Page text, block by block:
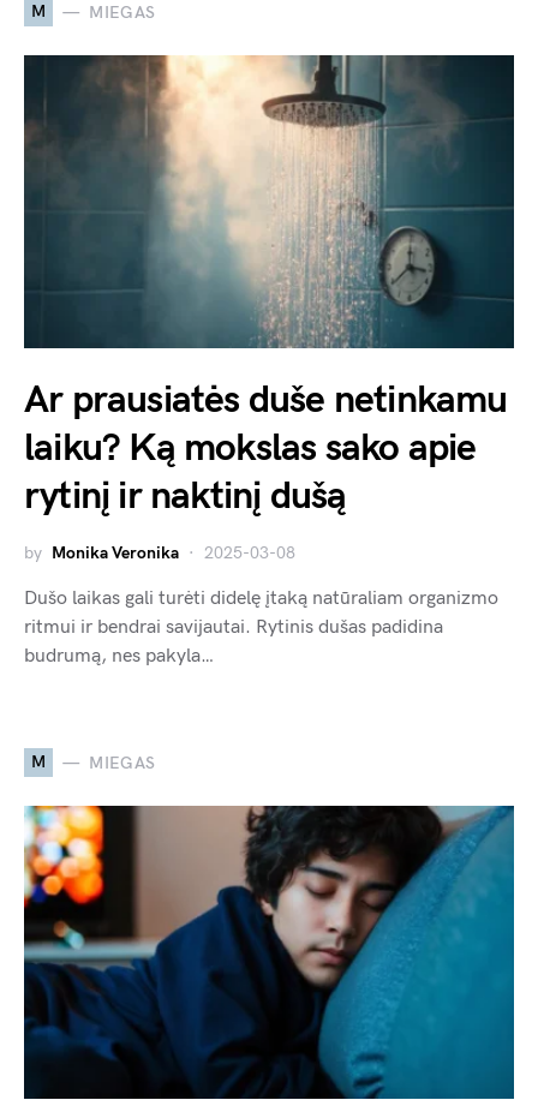
M MIEGAS
Ar prausiatės duše netinkamu
laiku? Ką mokslas sako apie
rytinį ir naktinį dušą
by Monika Veronika 2025-03-08
Dušo laikas gali turėti didelę įtaką natūraliam organizmo
ritmui ir bendrai savijautai. Rytinis dušas padidina
budrumą, nes pakyla…
M MIEGAS